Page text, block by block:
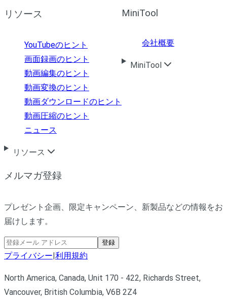
リソース
YouTubeのヒント
画面録画のヒント
動画編集のヒント
動画変換のヒント
動画ダウンロードのヒント
動画圧縮のヒント
ニュース
リソース
MiniTool
会社概要
MiniTool
メルマガ登録
プレゼント企画、限定キャンペーン、新製品などの情報をお
届けします。
登録
プライバシー|利用規約
North America, Canada, Unit 170 - 422, Richards Street,
Vancouver, British Columbia, V6B 2Z4